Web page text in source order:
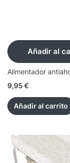
Añadir al
Alimentador
9,95 €
Añadir al carrito